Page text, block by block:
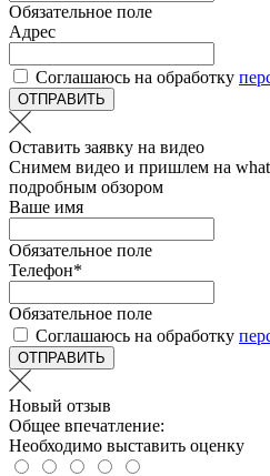
Обязательное поле
Адрес
Соглашаюсь на обработку
ОТПРАВИТЬ
Оставить заявку на видео
Снимем видео и пришлем на
подробным обзором
Ваше имя
Обязательное поле
Телефон*
Обязательное поле
Соглашаюсь на обработку
ОТПРАВИТЬ
Новый отзыв
Общее впечатление:
Необходимо выставить оценку